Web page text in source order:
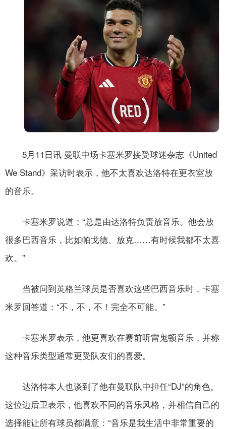
5月11日讯 曼联中场卡塞米罗接受球迷杂志《United
We Stand》采访时表示，他不太喜欢达洛特在更衣室放
的音乐。
卡塞米罗说道：“总是由达洛特负责放音乐。他会放
很多巴西音乐，比如帕戈德、放克……有时候我都不太喜
欢。”
当被问到英格兰球员是否喜欢这些巴西音乐时，卡塞
米罗回答道：“不，不，不！完全不可能。”
卡塞米罗表示，他更喜欢在赛前听雷鬼顿音乐，并称
这种音乐类型通常更受队友们的喜爱。
达洛特本人也谈到了他在曼联队中担任“DJ”的角色。
这位边后卫表示，他喜欢不同的音乐风格，并相信自己的
选择能让所有球员都满意：“音乐是我生活中非常重要的